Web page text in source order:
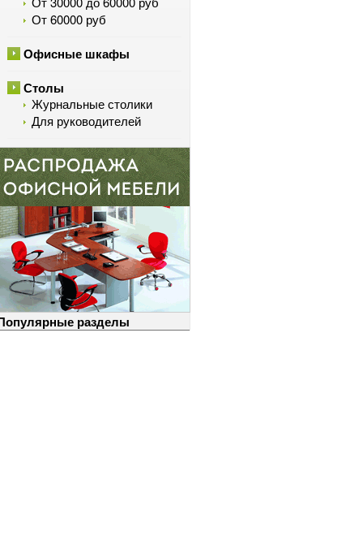
От 60000 руб
Офисные шкафы
Столы
Журнальные столики
Для руководителей
разделы